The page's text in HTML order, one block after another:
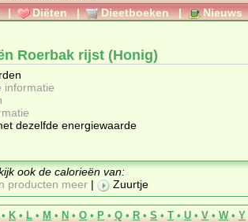
| Diëten | Dieetboeken |
Nieuws
Roerbak rijst (Honig)
informatie
dezelfde energiewaarde
ook de calorieën van:
producten meer | Zuurtje
• K • L • M • N • O • P • Q • R • S • T • U • V • W • Y